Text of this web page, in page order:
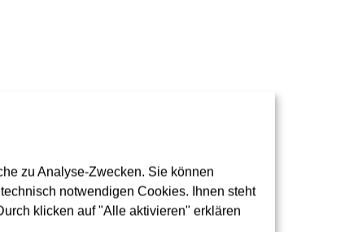
zu Analyse-Zwecken. Sie können
notwendigen Cookies. Ihnen steht
klicken auf "Alle aktivieren" erklären